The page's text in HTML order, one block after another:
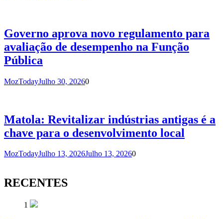
Governo aprova novo regulamento para
avaliação de desempenho na Função
Pública
MozTodayJulho 30, 20260
Matola: Revitalizar indústrias antigas é a
chave para o desenvolvimento local
MozTodayJulho 13, 2026Julho 13, 20260
RECENTES
1